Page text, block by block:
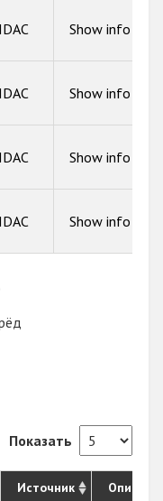
Show info
Show info
Show info
Show info
Показать
Источник